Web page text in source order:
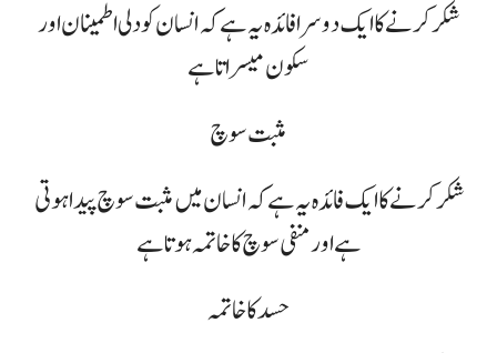
شکر کرنے کا ایک دوسرا فائدہ یہ ہے کہ انسان کو دلی اطمینان اور
سکون میسر اتا ہے
مثبت سوچ
شکر کرنے کا ایک فائدہ یہ ہے کہ انسان میں مثبت سوچ پیدا ہوتی
ہے اور منفی سوچ کا خاتمہ ہوتا ہے
حسد کا خاتمہ